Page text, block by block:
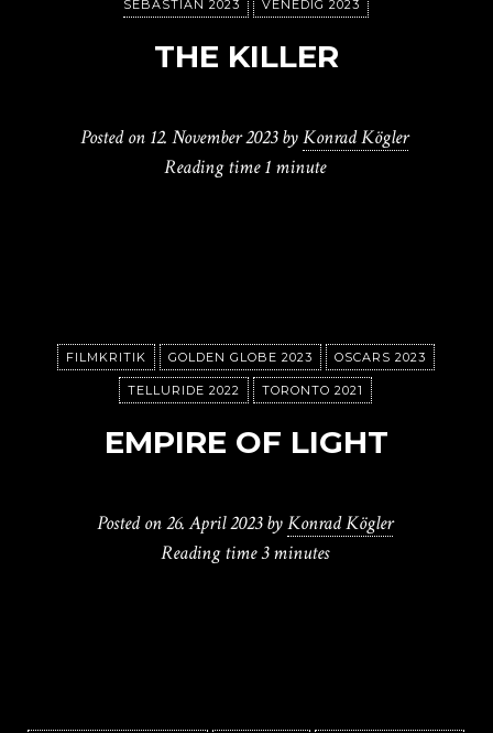
SEBASTIAN 2023 VENEDIG 2023
THE KILLER
Posted on 12. November 2023 byKonrad Kögler
Reading time1 minute
FILMKRITIK GOLDEN GLOBE 2023 OSCARS 2023
TELLURIDE 2022 TORONTO 2021
EMPIRE OF LIGHT
Posted on26. April 2023 byKonrad Kögler
Reading time3 minutes